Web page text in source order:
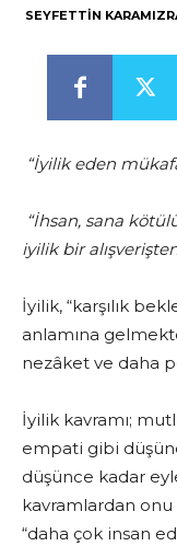
SEYFETTIN
“İyilik eden
“İhsan, sana
iyilik bir
İyilik, “karşılık
anlamına
nezâket ve daha
İyilik kavramı;
empati gibi
düşünce kadar
kavramlardan
“daha çok insan